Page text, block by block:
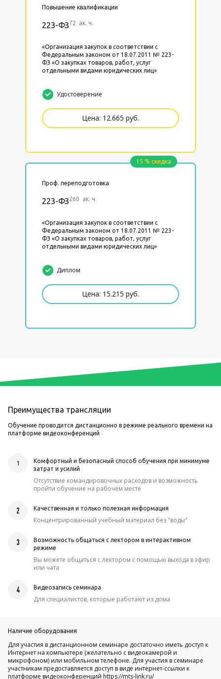
Повышение квалификации
223-ФЗ72 ак. ч.
«Организация закупок в соответствии с
Федеральным законом от 18.07.2011 № 223-
ФЗ «О закупках товаров, работ, услуг
отдельными видами юридических лиц»
Удостоверение
Цена: 12.665 руб.
15 % скидка
Проф. переподготовка
223-ФЗ260 ак. ч.
«Организация закупок в соответствии с
Федеральным законом от 18.07.2011 № 223-
ФЗ «О закупках товаров, работ, услуг
отдельными видами юридических лиц»
Диплом
Цена: 15.215 руб.
Преимущества трансляции
Обучение проводится дистанционно в режиме реального времени на
платформе видеоконференций
1
Комфортный и безопасный способ обучения при минимуме
затрат и усилий
Отсутствие командировочных расходов и возможность
пройти обучение на рабочем месте
2 Качественная и только полезная информация
Концентрированный учебный материал без "воды"
3
Возможность общаться с лектором в интерактивном
режиме
Вы можете общаться с лектором с помощью выхода в эфир
или чата
4 Видеозапись семинара
Для специалистов, которые работают из дома
Наличие оборудования
Для участия в дистанционном семинаре достаточно иметь доступ к
Интернет на компьютере (желательно с видеокамерой и
микрофоном) или мобильном телефоне. Для участия в семинаре
участникам предоставляется доступ в виде интернет-ссылки к
платформе видеоконференций https://mts-link.ru/